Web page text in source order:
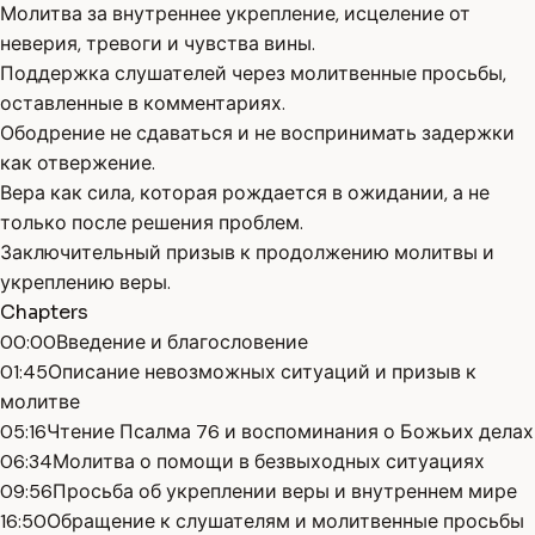
Молитва за внутреннее укрепление, исцеление от
неверия, тревоги и чувства вины.
Поддержка слушателей через молитвенные просьбы,
оставленные в комментариях.
Ободрение не сдаваться и не воспринимать задержки
как отвержение.
Вера как сила, которая рождается в ожидании, а не
только после решения проблем.
Заключительный призыв к продолжению молитвы и
укреплению веры.
Chapters
00:00Введение и благословение
01:45Описание невозможных ситуаций и призыв к
молитве
05:16Чтение Псалма 76 и воспоминания о Божьих делах
06:34Молитва о помощи в безвыходных ситуациях
09:56Просьба об укреплении веры и внутреннем мире
16:50Обращение к слушателям и молитвенные просьбы